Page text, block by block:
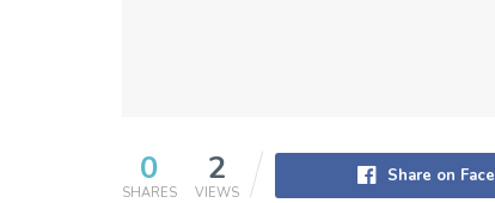
0
SHARES
2
VIEWS
Share on